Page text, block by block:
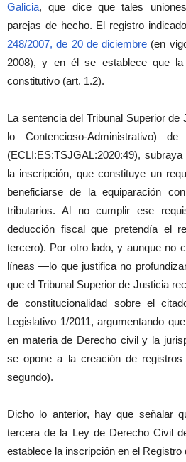
Galicia, que dice que tales
parejas de hecho. El registro
248/2007, de 20 de diciembre (en
2008), y en él se establece que la
constitutivo (art. 1.2).
La sentencia del Tribunal Superior
lo Contencioso-Administrativo)
(ECLI:ES:TSJGAL:2020:49),
la inscripción, que constituye un
beneficiarse de la equiparación
tributarios. Al no cumplir ese
deducción fiscal que pretendía el
tercero). Por otro lado, y aunque no
líneas —lo que justifica no
que el Tribunal Superior de Justicia
de constitucionalidad sobre el
Legislativo 1/2011, argumentando
en materia de Derecho civil y la
se opone a la creación de
segundo).
Dicho lo anterior, hay que señalar
tercera de la Ley de Derecho Civil
establece la inscripción en el